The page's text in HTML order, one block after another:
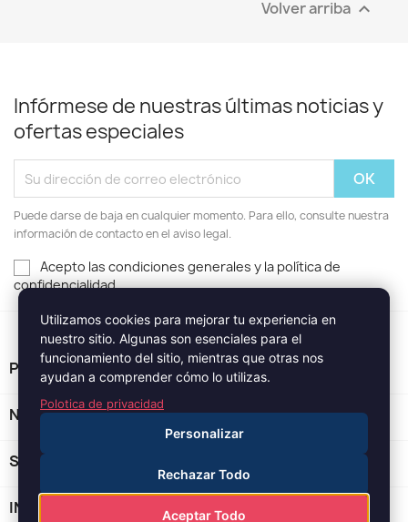
Volver arriba 
Infórmese de nuestras últimas noticias y
ofertas especiales
Puede darse de baja en cualquier momento. Para ello, consulte nuestra
información de contacto en el aviso legal.
Acepto las condiciones generales y la política de
confidencialidad
Utilizamos cookies para mejorar tu experiencia en
nuestro sitio. Algunas son esenciales para el
funcionamiento del sitio, mientras que otras nos
ayudan a comprender cómo lo utilizas.
Polotica de privacidad
Personalizar
Rechazar Todo
Aceptar Todo
PRODUCTOS
NUESTRA EMPRESA 
SU CUENTA 
INFORMACIÓN DE LA TIENDA